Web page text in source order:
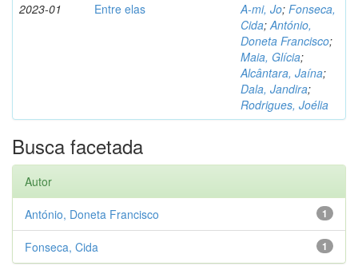
2023-01 Entre elas A-mi, Jo; Fonseca,
Cida;António,
Doneta Francisco;
Maia, Glícia;
Alcântara, Jaína;
Dala, Jandira;
Rodrigues, Joélia
Busca facetada
Autor
1
António, Doneta Francisco
1
Fonseca, Cida